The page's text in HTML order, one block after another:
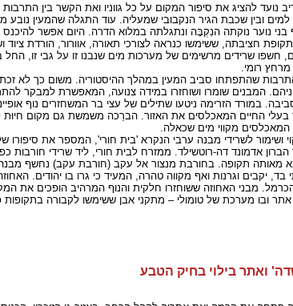
נועד להציג את סיפור המקום על כל גווניו ואת הקשר בין
ובין שכבת הגיר הנקבובי שמעליה. עוד התגלה שהמעין
נוער נוקתה הנִקְבָּה ונתגלתה במלוא הדרה. היום אפשר
חציבתה, ששימשו כנראה לצורכי תאורה, אוורור, הורדת ציוד
חשפו שרידים מרשימים של מערכות מים שנבנו זו על גבי זו,
רומי.
שהתפתחו סביב המעין במהלך ההיסטוריה. משום כך לא
המבנים שומרו ושוחזרו במידה צנועה, המאפשרת למבקר
במורד הזרימה ניטעו שתילים של עצי בר המשחזרים נוף
המאכלסים מקווי מים שכאלה.
אדמונד דה-רוטשילד. ממזרח לבית חורי, ליד שרידי
מאותה תקופה. בחורבת מנצור אל עקב (חורבת עקב) נחשף
בד, יקבים וגרנות ואף מקווה טהרה, המעיד כי גרו בו
מבני האחוזה ששוחזרו חלקית והנוף המרהיב הופכים
ובו מערכת של טומולי – מתקני אבן ששימשו לקבורה בתקופות
ואתר בילוי בחיק הטבע